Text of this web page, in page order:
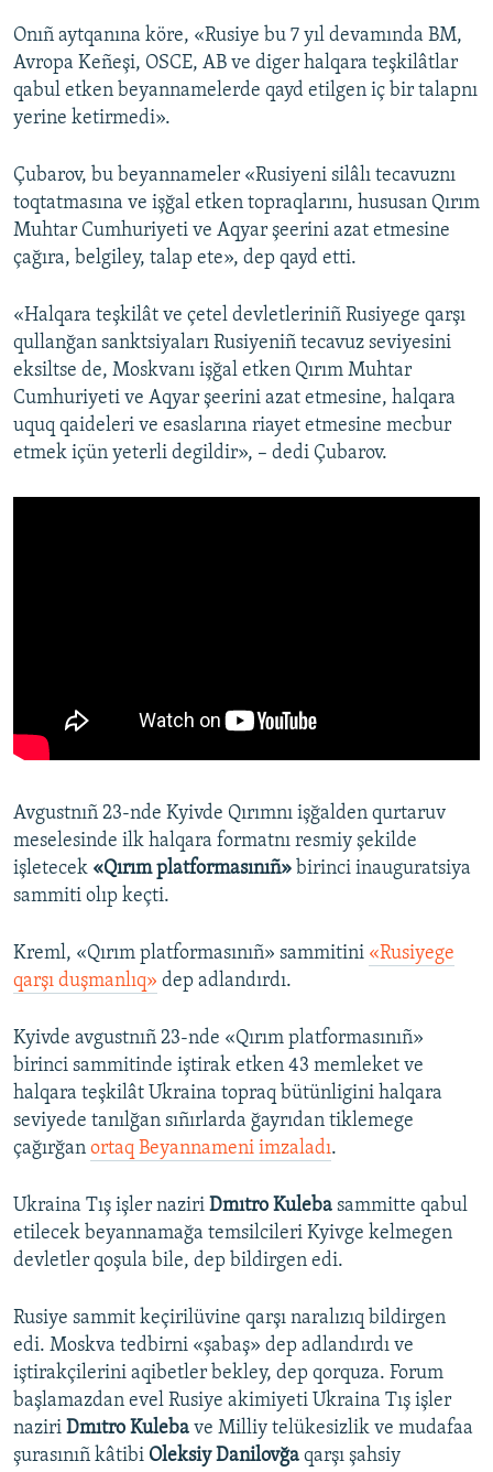
Onıñ aytqanına köre, «Rusiye bu 7 yıl devamında BM,
Avropa Keñeşi, OSCE, AB ve diger halqara teşkilâtlar
qabul etken beyannamelerde qayd etilgen iç bir talapnı
yerine ketirmedi».
Çubarov, bu beyannameler «Rusiyeni silâlı tecavuznı
toqtatmasına ve işğal etken topraqlarını, hususan Qırım
Muhtar Cumhuriyeti ve Aqyar şeerini azat etmesine
çağıra, belgiley, talap ete», dep qayd etti.
«Halqara teşkilât ve çetel devletleriniñ Rusiyege qarşı
qullanğan sanktsiyaları Rusiyeniñ tecavuz seviyesini
eksiltse de, Moskvanı işğal etken Qırım Muhtar
Cumhuriyeti ve Aqyar şeerini azat etmesine, halqara
uquq qaideleri ve esaslarına riayet etmesine mecbur
etmek içün yeterli degildir», – dedi Çubarov.
Avgustnıñ 23-nde Kyivde Qırımnı işğalden qurtaruv
meselesinde ilk halqara formatnı resmiy şekilde
işletecek «Qırım platformasınıñ» birinci inauguratsiya
sammiti olıp keçti.
Kreml, «Qırım platformasınıñ» sammitini «Rusiyege
qarşı duşmanlıq» dep adlandırdı.
Kyivde avgustnıñ 23-nde «Qırım platformasınıñ»
birinci sammitinde iştirak etken 43 memleket ve
halqara teşkilât Ukraina topraq bütünligini halqara
seviyede tanılğan sıñırlarda ğayrıdan tiklemege
çağırğan ortaq Beyannameni imzaladı.
Ukraina Tış işler naziri Dmıtro Kuleba sammitte qabul
etilecek beyannamağa temsilcileri Kyivge kelmegen
devletler qoşula bile, dep bildirgen edi.
Rusiye sammit keçirilüvine qarşı naralızıq bildirgen
edi. Moskva tedbirni «şabaş» dep adlandırdı ve
iştirakçilerini aqibetler bekley, dep qorquza. Forum
başlamazdan evel Rusiye akimiyeti Ukraina Tış işler
naziri Dmıtro Kuleba ve Milliy telükesizlik ve mudafaa
şurasınıñ kâtibi Oleksiy Danilovğa qarşı şahsiy